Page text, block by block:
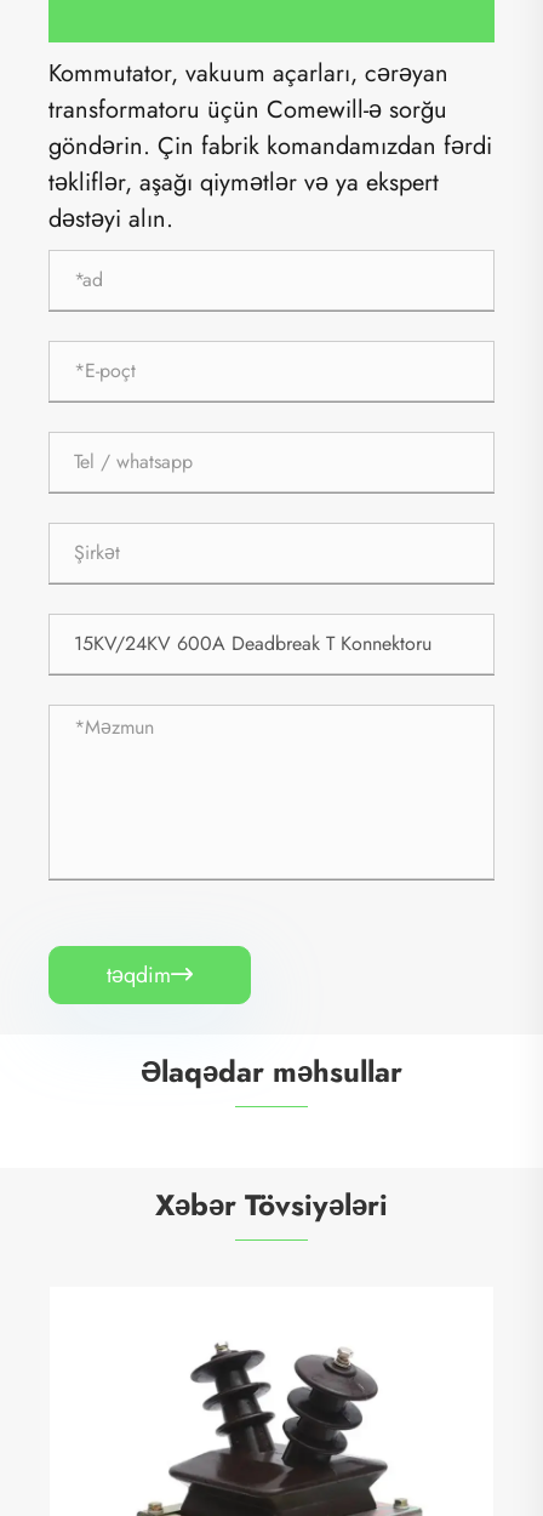
Kommutator, vakuum açarları, cərəyan
transformatoru üçün Comewill-ə sorğu
göndərin. Çin fabrik komandamızdan fərdi
təkliflər, aşağı qiymətlər və ya ekspert
dəstəyi alın.
təqdim
Əlaqədar məhsullar
Xəbər Tövsiyələri